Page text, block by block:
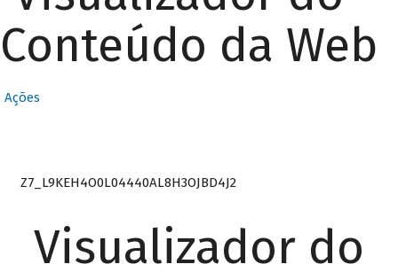
Conteúdo da Web
Ações
Z7_L9KEH4O0L04440AL8H3OJBD4J2
Visualizador do